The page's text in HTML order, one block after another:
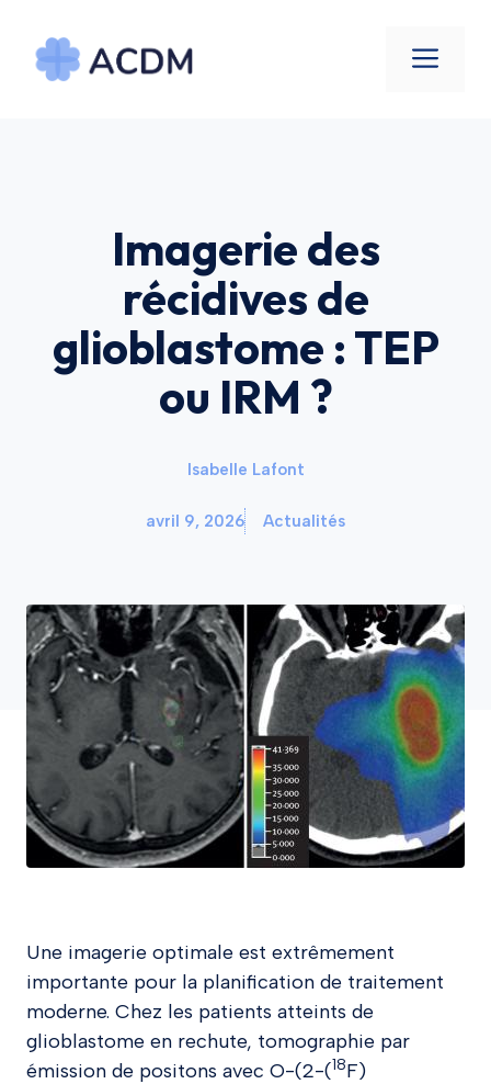
contenu
Imagerie des
récidives de
glioblastome : TEP
ou IRM ?
Isabelle Lafont
avril 9, 2026 Actualités
Une imagerie optimale est extrêmement
importante pour la planification de traitement
moderne. Chez les patients atteints de
glioblastome en rechute, tomographie par
émission de positons avec O-(2-(18F)